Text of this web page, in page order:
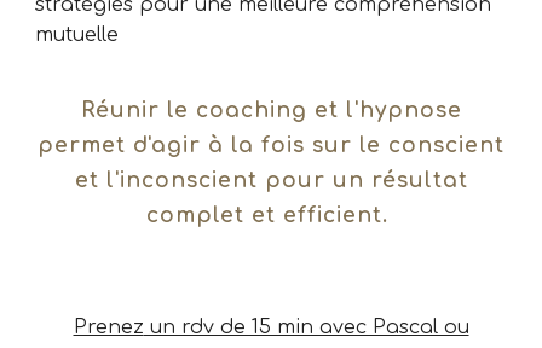
stratégies pour une meilleure compréhension
mutuelle
Réunir le coaching et l'hypnose
permet d'agir à la fois sur le conscient
et l'inconscient pour un résultat
complet et efficient.
Prenez un rdv de 15 min avec Pascal ou